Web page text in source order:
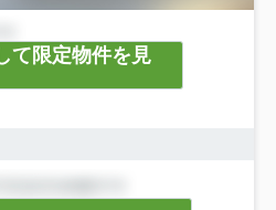
て限定物件を見